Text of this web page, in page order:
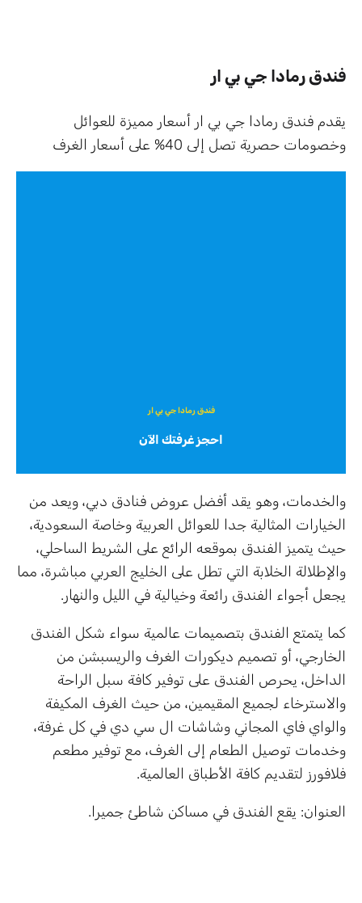
فندق رمادا جي بي ار
يقدم فندق رمادا جي بي ار أسعار مميزة للعوائل
وخصومات حصرية تصل إلى 40% على أسعار الغرف
فندق رمادا جي بي ار
احجز غرفتك الآن
والخدمات، وهو يقد أفضل عروض فنادق دبي، ويعد من
الخيارات المثالية جدا للعوائل العربية وخاصة السعودية،
حيث يتميز الفندق بموقعه الرائع على الشريط الساحلي،
والإطلالة الخلابة التي تطل على الخليج العربي مباشرة، مما
يجعل أجواء الفندق رائعة وخيالية في الليل والنهار.
كما يتمتع الفندق بتصميمات عالمية سواء شكل الفندق
الخارجي، أو تصميم ديكورات الغرف والريسبشن من
الداخل، يحرص الفندق على توفير كافة سبل الراحة
والاسترخاء لجميع المقيمين، من حيث الغرف المكيفة
والواي فاي المجاني وشاشات ال سي دي في كل غرفة،
وخدمات توصيل الطعام إلى الغرف، مع توفير مطعم
فلافورز لتقديم كافة الأطباق العالمية.
العنوان: يقع الفندق في مساكن شاطئ جميرا.